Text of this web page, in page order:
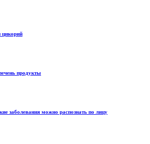
цикорий
продукты
заболевания можно распознать по лицу